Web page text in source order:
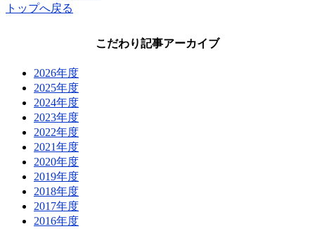
トップへ戻る
こだわり記事アーカイブ
2026年度
2025年度
2024年度
2023年度
2022年度
2021年度
2020年度
2019年度
2018年度
2017年度
2016年度